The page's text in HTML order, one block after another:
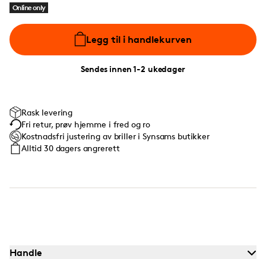
Online only
Legg til i handlekurven
Sendes innen 1-2 ukedager
Rask levering
Fri retur, prøv hjemme i fred og ro
Kostnadsfri justering av briller i Synsams butikker
Alltid 30 dagers angrerett
Handle